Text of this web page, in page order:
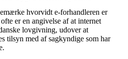
hvorvidt e-forhandleren er
er en angivelse af at internet
lovgivning, udover at
tilsyn med af sagkyndige som har